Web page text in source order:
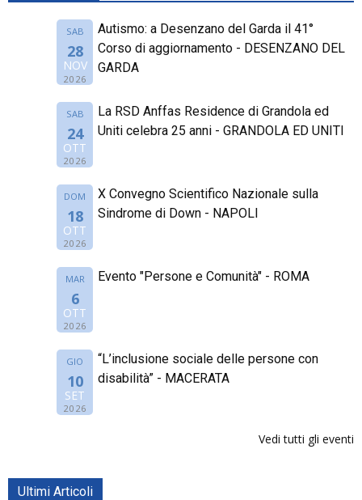
SAB
28
NOV
2026
Autismo: a Desenzano del Garda il 41°
Corso di aggiornamento - DESENZANO DEL
GARDA
SAB
24
OTT
2026
La RSD Anffas Residence di Grandola ed
Uniti celebra 25 anni - GRANDOLA ED UNITI
DOM
18
OTT
2026
X Convegno Scientifico Nazionale sulla
Sindrome di Down - NAPOLI
MAR
6
OTT
2026
Evento "Persone e Comunità" - ROMA
GIO
10
SET
2026
“L’inclusione sociale delle persone con
disabilità” - MACERATA
Vedi tutti gli eventi
Ultimi Articoli